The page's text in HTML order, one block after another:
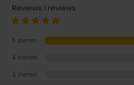
Reviews 1 reviews
5 sterren
4 sterren
3 sterren